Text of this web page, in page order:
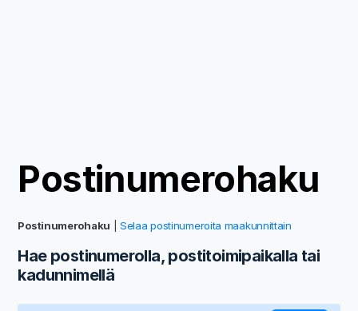
Postinumerohaku
Postinumerohaku |Selaa postinumeroita maakunnittain
Hae postinumerolla, postitoimipaikalla tai
kadunnimellä